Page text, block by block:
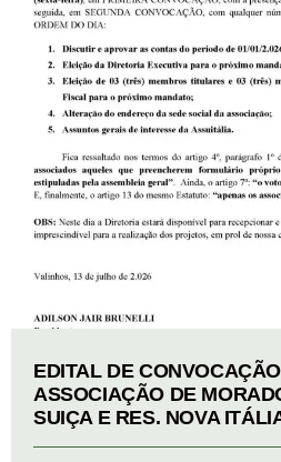
EDITAL DE
ASSOCIAÇÃO DE
SUIÇA E RES. NOVA